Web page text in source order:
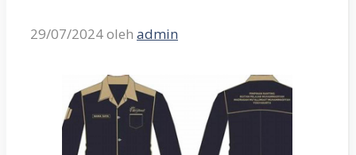
29/07/2024oleh admin